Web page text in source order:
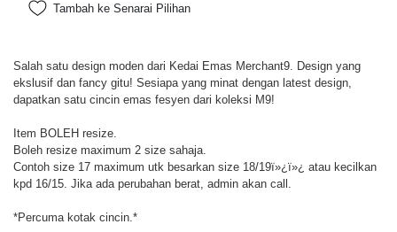
Tambah ke Senarai Pilihan
Salah satu design moden dari Kedai Emas Merchant9. Design yang
ekslusif dan fancy gitu! Sesiapa yang minat dengan latest design,
dapatkan satu cincin emas fesyen dari koleksi M9!
Item BOLEH resize.
Boleh resize maximum 2 size sahaja.
Contoh size 17 maximum utk besarkan size 18/19ï»¿ï»¿ atau kecilkan
kpd 16/15. Jika ada perubahan berat, admin akan call.
*Percuma kotak cincin.*